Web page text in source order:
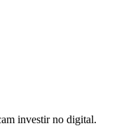
investir no digital.